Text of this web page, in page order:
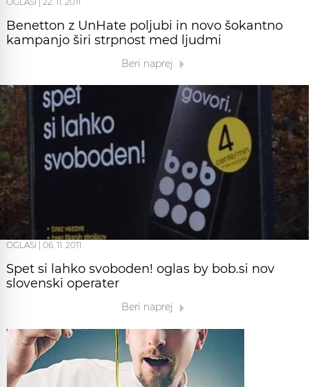
Benetton z UnHate poljubi in novo šokantno
kampanjo širi strpnost med ljudmi
Beri naprej
OGLASI 06. 11. 2011
Spet si lahko svoboden! oglas by bob.si nov
slovenski operater
Beri naprej